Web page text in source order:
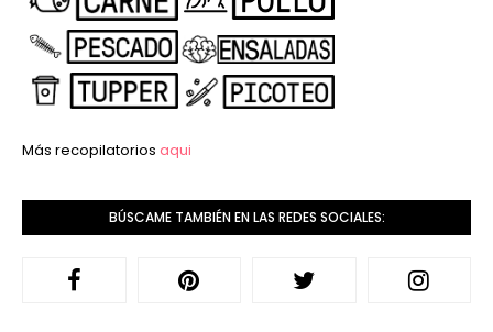
Más recopilatorios aqui
BÚSCAME TAMBIÉN EN LAS REDES SOCIALES: